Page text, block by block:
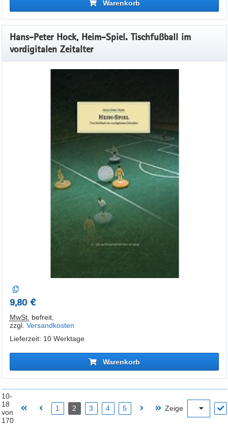
Warenkorb
Hans-Peter Hock, Heim-Spiel. Tischfußball im
vordigitalen Zeitalter
9,80 €
MwSt. befreit,
zzgl. Versandkosten
Lieferzeit: 10 Werktage
Warenkorb
10-
18
von
170
1 2 3 4 5 Zeige